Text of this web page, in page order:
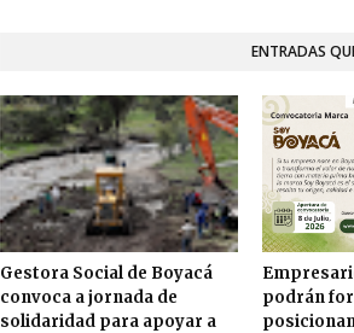
ENTRADAS
Gestora Social de Boyacá
convoca a jornada de
solidaridad para apoyar a
podrán